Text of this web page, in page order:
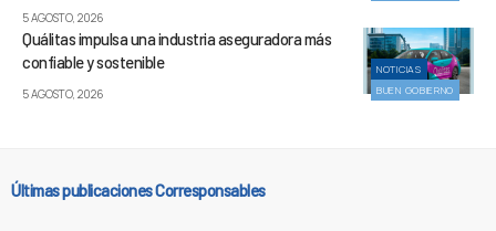
5 AGOSTO, 2026
NOTICIAS
BUEN GOBIERNO
Quálitas impulsa una industria aseguradora más
confiable y sostenible
5 AGOSTO, 2026
Últimas publicaciones Corresponsables